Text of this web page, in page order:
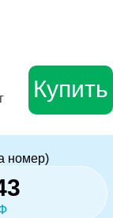
Купить
номер)